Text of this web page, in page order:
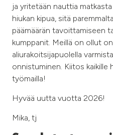
ja yritetään nauttia
hiukan kipua, sitä
päämäärän tavoittamiseen
kumppanit. Meillä on ollut
aliurakoitsijapuolella
onnistuminen. Kiitos
työmailla!
Hyvää uutta vuotta 2026!
Mika, tj